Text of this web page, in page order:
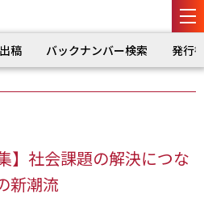
稿 バックナンバー検索 発行
】社会課題の解決につな
新潮流